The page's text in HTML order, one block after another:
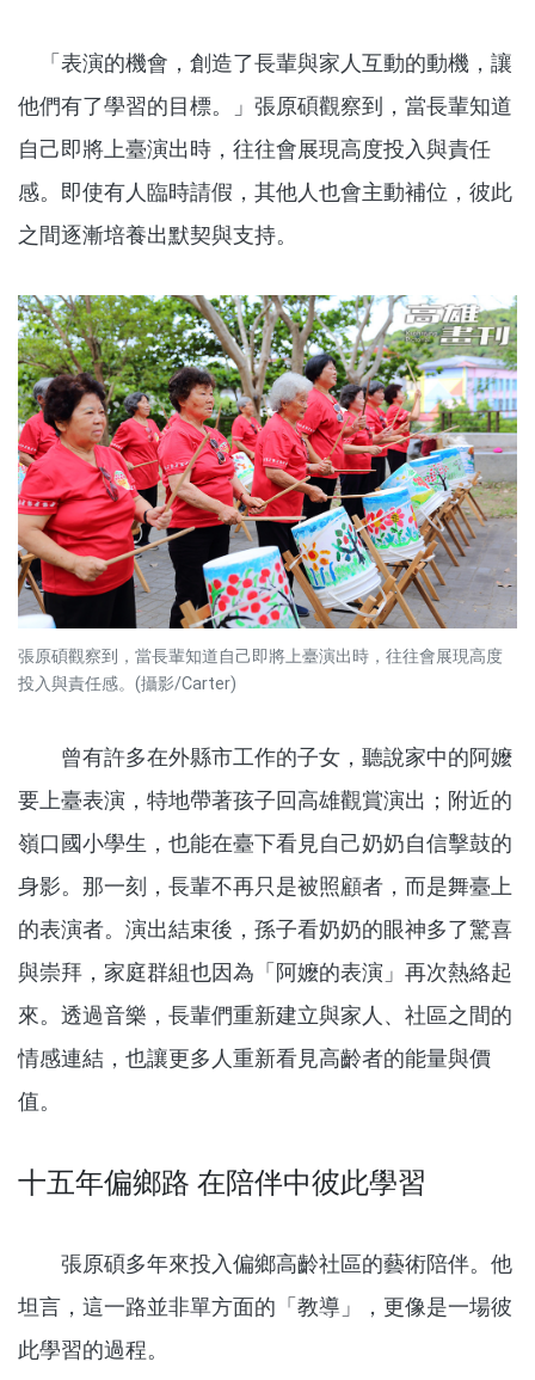
「表演的機會，創造了長輩與家人互動的動機，讓
他們有了學習的目標。」張原碩觀察到，當長輩知道
自己即將上臺演出時，往往會展現高度投入與責任
感。即使有人臨時請假，其他人也會主動補位，彼此
之間逐漸培養出默契與支持。
張原碩觀察到，當長輩知道自己即將上臺演出時，往往會展現高度
投入與責任感。(攝影/Carter)
曾有許多在外縣市工作的子女，聽說家中的阿嬤
要上臺表演，特地帶著孩子回高雄觀賞演出；附近的
嶺口國小學生，也能在臺下看見自己奶奶自信擊鼓的
身影。那一刻，長輩不再只是被照顧者，而是舞臺上
的表演者。演出結束後，孫子看奶奶的眼神多了驚喜
與崇拜，家庭群組也因為「阿嬤的表演」再次熱絡起
來。透過音樂，長輩們重新建立與家人、社區之間的
情感連結，也讓更多人重新看見高齡者的能量與價
值。
十五年偏鄉路 在陪伴中彼此學習
張原碩多年來投入偏鄉高齡社區的藝術陪伴。他
坦言，這一路並非單方面的「教導」，更像是一場彼
此學習的過程。